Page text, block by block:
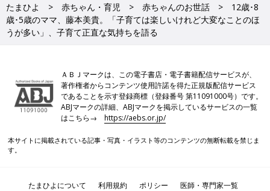
たまひよ 赤ちゃん・育児 赤ちゃんのお世話
12歳･8
歳･5歳のママ、藤本美貴。「子育ては楽しいけれど大変なことのほ
うが多い」、子育て正直な気持ちを語る
ＡＢＪマークは、この電子書店・電子書籍配信サービスが、
著作権者からコンテンツ使用許諾を得た正規版配信サービス
であることを示す登録商標（登録番号 第11091000号）です。
ABJマークの詳細、ABJマークを掲示しているサービスの一覧
はこちら→https://aebs.or.jp/
本サイトに掲載されている記事・写真・イラスト等のコンテンツの無断転載を禁じま
す。
たまひよについて 利用規約 ポリシー
医師・専門家一覧